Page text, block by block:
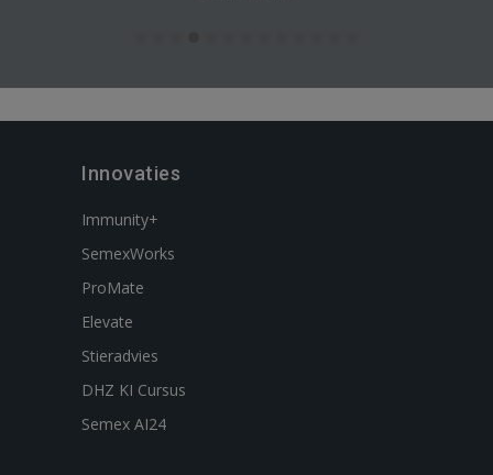
Innovaties
Immunity+
SemexWorks
ProMate
Elevate
Stieradvies
DHZ KI Cursus
Semex AI24